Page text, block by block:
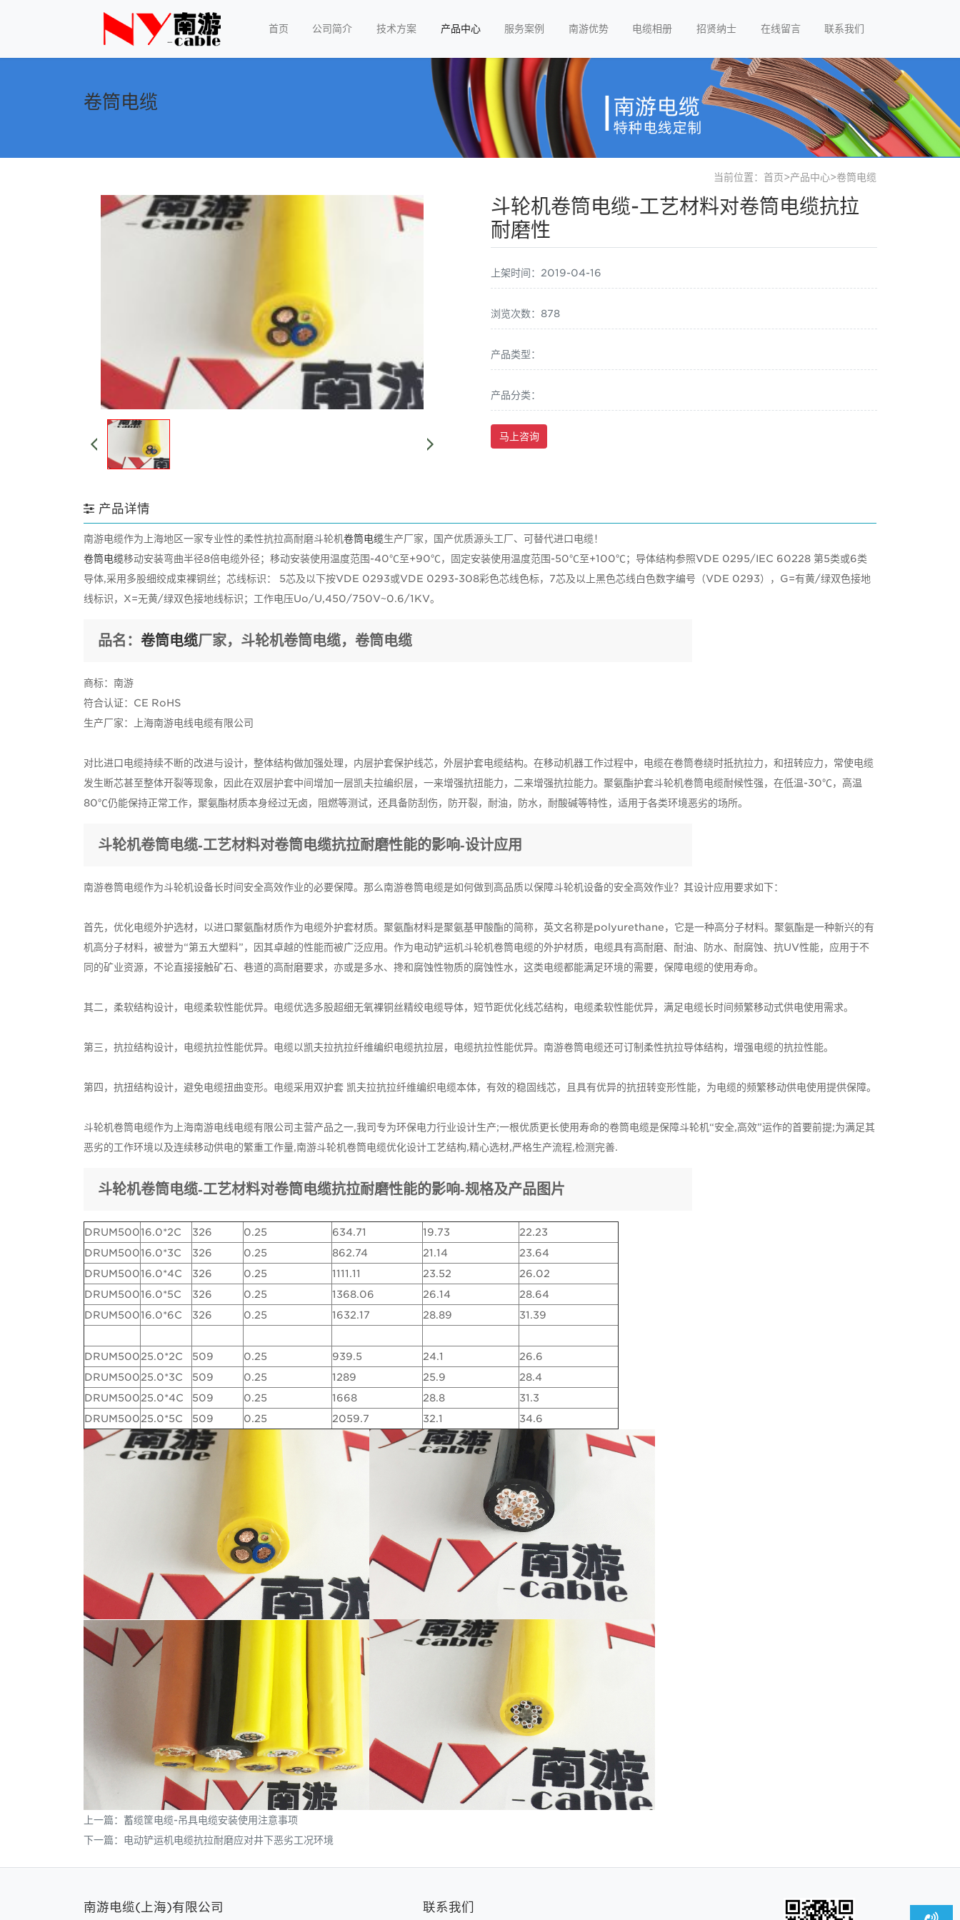
首页 公司简介 技术方案 产品中心 服务案例 南游优势 电缆相册 招贤纳士 在线留言 联系我们
卷筒电缆
当前位置： 首页>产品中心>卷筒电缆
斗轮机卷筒电缆-工艺材料对卷筒电缆抗拉
耐磨性
上架时间：2019-04-16
浏览次数：878
产品类型：
产品分类：
马上咨询
产品详情
南游电缆作为上海地区一家专业性的柔性抗拉高耐磨斗轮机卷筒电缆生产厂家，国产优质源头工厂、可替代进口电缆！
卷筒电缆移动安装弯曲半径8倍电缆外径；移动安装使用温度范围-40℃至+90℃，固定安装使用温度范围-50℃至+100℃；导体结构参照VDE 0295/IEC 60228 第5类或6类
导体,采用多股细绞成束裸铜丝；芯线标识： 5芯及以下按VDE 0293或VDE 0293-308彩色芯线色标，7芯及以上黑色芯线白色数字编号（VDE 0293），G=有黄/绿双色接地
线标识，X=无黄/绿双色接地线标识；工作电压Uo/U,450/750V~0.6/1KV。
品名： 卷筒电缆厂家，斗轮机卷筒电缆，卷筒电缆
商标：南游
符合认证：CE RoHS
生产厂家：上海南游电线电缆有限公司
对比进口电缆持续不断的改进与设计，整体结构做加强处理，内层护套保护线芯，外层护套电缆结构。在移动机器工作过程中，电缆在卷筒卷绕时抵抗拉力，和扭转应力，常使电缆
发生断芯甚至整体开裂等现象，因此在双层护套中间增加一层凯夫拉编织层，一来增强抗扭能力，二来增强抗拉能力。聚氨酯护套斗轮机卷筒电缆耐候性强，在低温-30℃，高温
80℃仍能保持正常工作，聚氨酯材质本身经过无卤，阻燃等测试，还具备防刮伤，防开裂，耐油，防水，耐酸碱等特性，适用于各类环境恶劣的场所。
斗轮机卷筒电缆-工艺材料对卷筒电缆抗拉耐磨性能的影响-设计应用
南游卷筒电缆作为斗轮机设备长时间安全高效作业的必要保障。那么南游卷筒电缆是如何做到高品质以保障斗轮机设备的安全高效作业？其设计应用要求如下：
首先，优化电缆外护选材，以进口聚氨酯材质作为电缆外护套材质。聚氨酯材料是聚氨基甲酸酯的简称，英文名称是polyurethane，它是一种高分子材料。聚氨酯是一种新兴的有
机高分子材料，被誉为“第五大塑料”，因其卓越的性能而被广泛应用。作为电动铲运机斗轮机卷筒电缆的外护材质，电缆具有高耐磨、耐油、防水、耐腐蚀、抗UV性能，应用于不
同的矿业资源，不论直接接触矿石、巷道的高耐磨要求，亦或是多水、搀和腐蚀性物质的腐蚀性水，这类电缆都能满足环境的需要，保障电缆的使用寿命。
其二，柔软结构设计，电缆柔软性能优异。电缆优选多股超细无氧裸铜丝精绞电缆导体，短节距优化线芯结构，电缆柔软性能优异，满足电缆长时间频繁移动式供电使用需求。
第三，抗拉结构设计，电缆抗拉性能优异。电缆以凯夫拉抗拉纤维编织电缆抗拉层，电缆抗拉性能优异。南游卷筒电缆还可订制柔性抗拉导体结构，增强电缆的抗拉性能。
第四，抗扭结构设计，避免电缆扭曲变形。电缆采用双护套 凯夫拉抗拉纤维编织电缆本体，有效的稳固线芯，且具有优异的抗扭转变形性能，为电缆的频繁移动供电使用提供保障。
斗轮机卷筒电缆作为上海南游电线电缆有限公司主营产品之一,我司专为环保电力行业设计生产;一根优质更长使用寿命的卷筒电缆是保障斗轮机“安全,高效”运作的首要前提;为满足其
恶劣的工作环境以及连续移动供电的繁重工作量,南游斗轮机卷筒电缆优化设计工艺结构,精心选材,严格生产流程,检测完善.
斗轮机卷筒电缆-工艺材料对卷筒电缆抗拉耐磨性能的影响-规格及产品图片
DRUM50016.0*2C 326 0.25 634.71 19.73
22.23
DRUM50016.0*3C 326 0.25 862.74 21.14
23.64
DRUM50016.0*4C 326 0.25 1111.11 23.52
26.02
DRUM50016.0*5C 326 0.25 1368.06 26.14
28.64
DRUM50016.0*6C 326 0.25 1632.17 28.89 31.39
DRUM50025.0*2C 509 0.25 939.5 24.1
26.6
DRUM50025.0*3C 509 0.25 1289 25.9
28.4
DRUM50025.0*4C 509 0.25 1668 28.8
31.3
DRUM50025.0*5C 509 0.25 2059.7 32.1 34.6
上一篇： 蓄缆筐电缆-吊具电缆安装使用注意事项
下一篇： 电动铲运机电缆抗拉耐磨应对井下恶劣工况环境
南游电缆(上海)有限公司 联系我们